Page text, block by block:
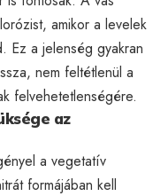
amikor a levelek
Ez a jelenség gyakran
nem feltétlenül a
felvehetetlenségére.
az
a vegetatív
formájában kell